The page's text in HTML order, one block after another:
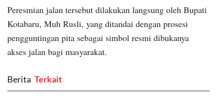
Peresmian jalan tersebut dilakukan langsung oleh Bupati
Kotabaru, Muh Rusli, yang ditandai dengan prosesi
pengguntingan pita sebagai simbol resmi dibukanya
akses jalan bagi masyarakat.
Berita ‎ Terkait